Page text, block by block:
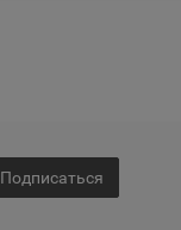
Подписаться